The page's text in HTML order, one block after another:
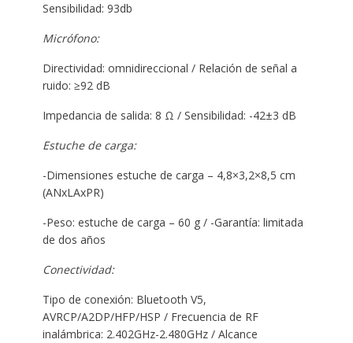
Sensibilidad: 93db
Micrófono:
Directividad: omnidireccional / Relación de señal a
ruido: ≥92 dB
Impedancia de salida: 8 Ω / Sensibilidad: -42±3 dB
Estuche de carga:
-Dimensiones estuche de carga – 4,8×3,2×8,5 cm
(ANxLAxPR)
-Peso: estuche de carga – 60 g / -Garantía: limitada
de dos años
Conectividad:
Tipo de conexión: Bluetooth V5,
AVRCP/A2DP/HFP/HSP / Frecuencia de RF
inalámbrica: 2.402GHz-2.480GHz / Alcance